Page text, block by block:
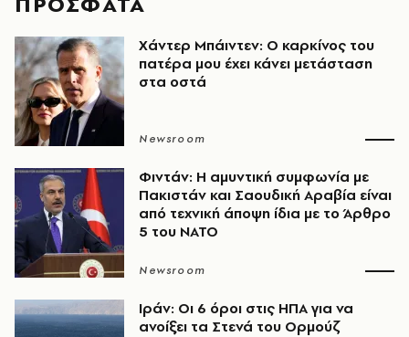
Χάντερ Μπάιντεν: Ο καρκίνος του
πατέρα μου έχει κάνει μετάσταση
στα οστά
Newsroom
Φιντάν: Η αμυντική συμφωνία με
Πακιστάν και Σαουδική Αραβία είναι
από τεχνική άποψη ίδια με τo Άρθρο
5 του ΝΑΤΟ
Newsroom
Ιράν: Οι 6 όροι στις ΗΠΑ για να
ανοίξει τα Στενά του Ορμούζ